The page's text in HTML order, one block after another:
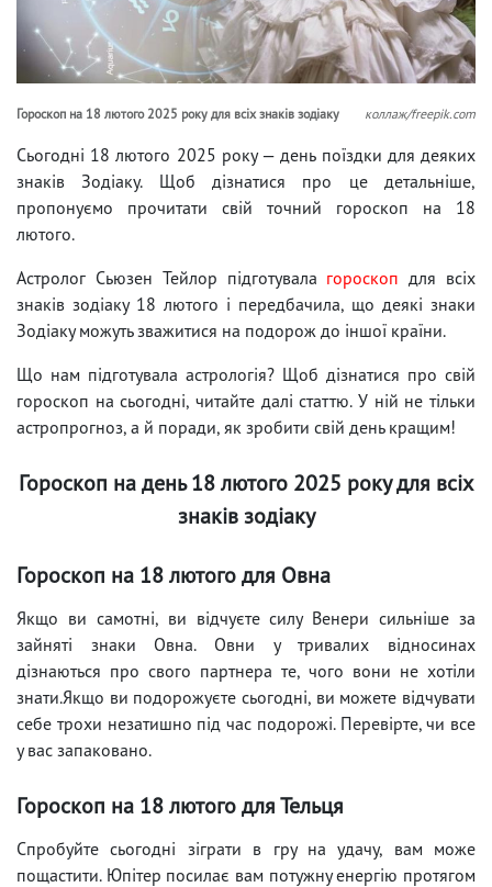
Гороскоп на 18 лютого 2025 року для всіх знаків зодіаку коллаж/freepik.com
Сьогодні 18 лютого 2025 року — день поїздки для деяких
знаків Зодіаку. Щоб дізнатися про це детальніше,
пропонуємо прочитати свій точний гороскоп на 18
лютого.
Астролог Сьюзен Тейлор підготувала гороскоп для всіх
знаків зодіаку 18 лютого і передбачила, що деякі знаки
Зодіаку можуть зважитися на подорож до іншої країни.
Що нам підготувала астрологія? Щоб дізнатися про свій
гороскоп на сьогодні, читайте далі статтю. У ній не тільки
астропрогноз, а й поради, як зробити свій день кращим!
Гороскоп на день 18 лютого 2025 року для всіх
знаків зодіаку
Гороскоп на 18 лютого для Овна
Якщо ви самотні, ви відчуєте силу Венери сильніше за
зайняті знаки Овна. Овни у тривалих відносинах
дізнаються про свого партнера те, чого вони не хотіли
знати.Якщо ви подорожуєте сьогодні, ви можете відчувати
себе трохи незатишно під час подорожі. Перевірте, чи все
у вас запаковано.
Гороскоп на 18 лютого для Тельця
Спробуйте сьогодні зіграти в гру на удачу, вам може
пощастити. Юпітер посилає вам потужну енергію протягом